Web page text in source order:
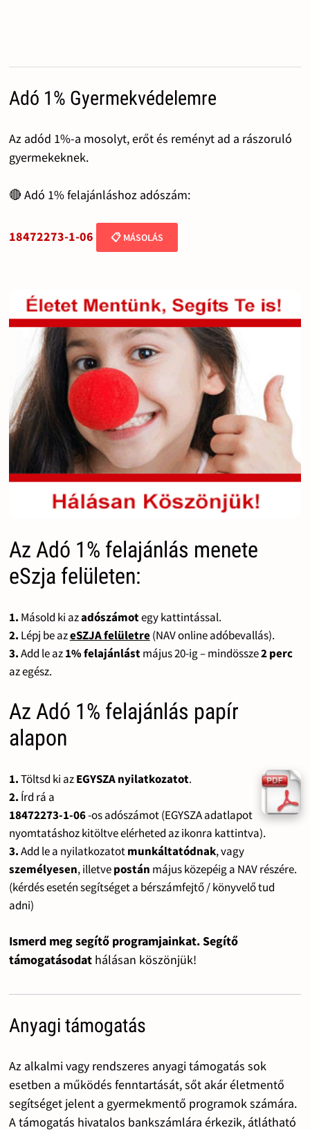
Adó 1% Gyermekvédelemre
Az adód 1%-a mosolyt, erőt és reményt ad a rászoruló
gyermekeknek.
🔴 Adó 1% felajánláshoz adószám:
18472273-1-06 📋 MÁSOLÁS
Az Adó 1% felajánlás menete
eSzja felületen:
1. Másold ki azadószámotegy kattintással.
2. Lépj be azeSZJA felületre(NAV online adóbevallás).
3.Add le az1% felajánlástmájus 20-ig – mindössze2 perc
az egész.
Az Adó 1% felajánlás papír
alapon
1.Töltsd ki azEGYSZA nyilatkozatot.
2. Írd rá a
18472273-1-06-os adószámot (EGYSZA adatlapot
nyomtatáshoz kitöltve elérheted az ikonra kattintva).
3.Add le a nyilatkozatotmunkáltatódnak, vagy
személyesen, illetvepostán május közepéig a NAV részére.
(kérdés esetén segítséget a bérszámfejtő / könyvelő tud
adni)
Ismerd meg segítő programjainkat. Segítő
támogatásodat hálásan köszönjük!
Anyagi támogatás
Az alkalmi vagy rendszeres anyagi támogatás sok
esetben a működés fenntartását, sőt akár életmentő
segítséget jelent a gyermekmentő programok számára.
A támogatás hivatalos bankszámlára érkezik, átlátható